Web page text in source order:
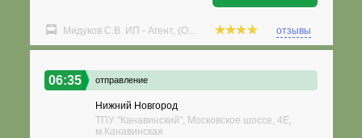
Мидуков С.В. ИП - Агент, (О... отзывы
06:35 отправление
Нижний Новгород
ТПУ "Канавинский", Московское шоссе, 4Е,
м.Канавинская